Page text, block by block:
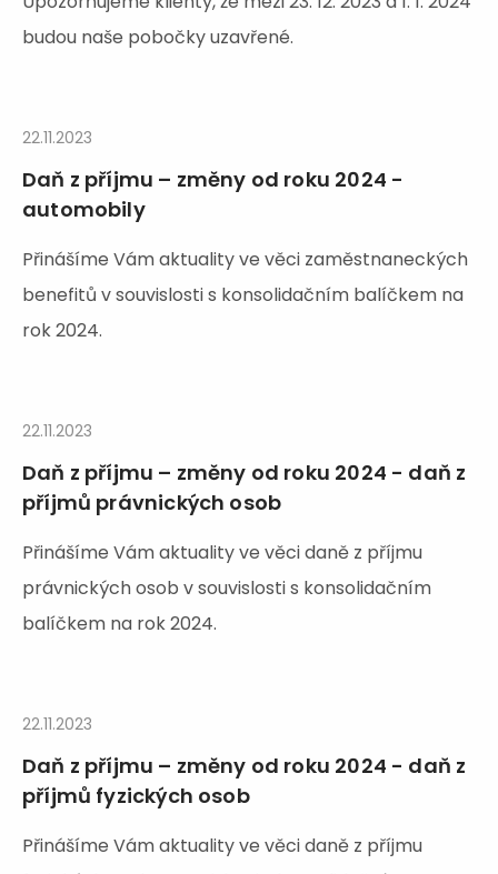
budou naše pobočky uzavřené.
22.11.2023
Daň z příjmu – změny od roku 2024 -
automobily
Přinášíme Vám aktuality ve věci zaměstnaneckých
benefitů v souvislosti s konsolidačním balíčkem na
rok 2024.
22.11.2023
Daň z příjmu – změny od roku 2024 - daň z
příjmů právnických osob
Přinášíme Vám aktuality ve věci daně z příjmu
právnických osob v souvislosti s konsolidačním
balíčkem na rok 2024.
22.11.2023
Daň z příjmu – změny od roku 2024 - daň z
příjmů fyzických osob
Přinášíme Vám aktuality ve věci daně z příjmu